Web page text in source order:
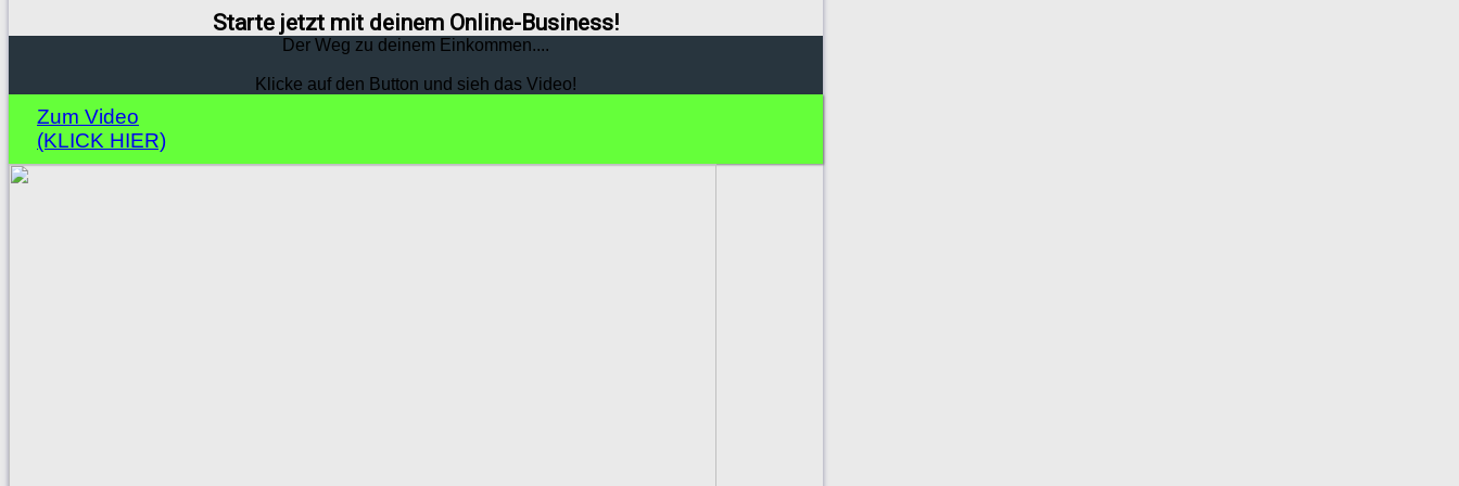
Starte jetzt mit deinem Online-Business!
Der Weg zu deinem Einkommen....
Klicke auf den Button und sieh das Video!
Zum Video
(KLICK HIER)